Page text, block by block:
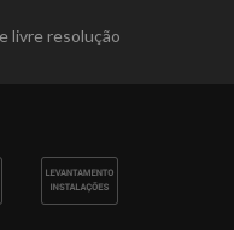
livre resolução